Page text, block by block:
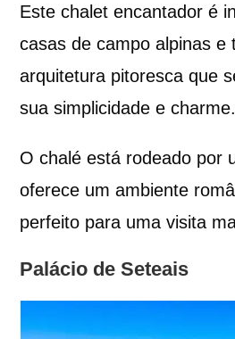
Este chalet encantador é
casas de campo alpinas e
arquitetura pitoresca que
sua simplicidade e charme.
O chalé está rodeado por
oferece um ambiente
perfeito para uma visita
Palácio de Seteais